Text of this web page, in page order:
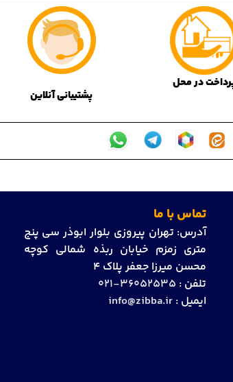
در محل
پشتیبانی آنلاین
تماس با ما
آدرس: تهران پیروزی بلوار ابوذر سی پنج
متری زمزم خیابان ربذه شمالی کوچه
محسن میرزا جعفر پلاک 4
تلفن : 36052535-021
ایمیل : info@zibba.ir